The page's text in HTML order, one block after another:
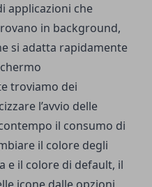
applicazioni che
in background,
si adatta rapidamente
troviamo dei
l’avvio delle
il consumo di
il colore degli
e il colore di default, il